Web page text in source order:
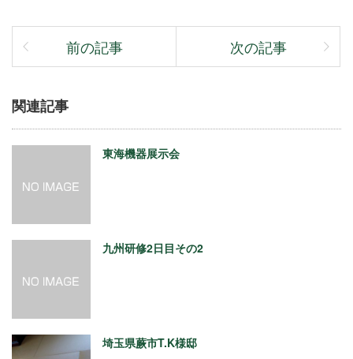
前の記事 次の記事
関連記事
東海機器展示会
九州研修2日目その2
埼玉県蕨市T.K様邸